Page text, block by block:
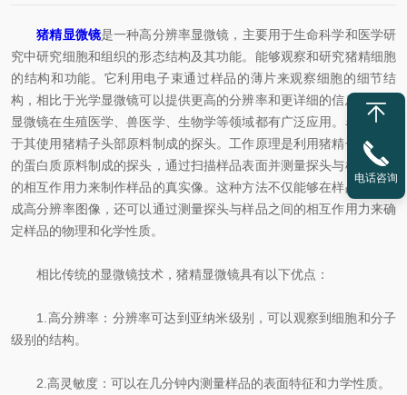
猪精显微镜是一种高分辨率显微镜，主要用于生命科学和医学研
究中研究细胞和组织的形态结构及其功能。能够观察和研究猪精细胞
的结构和功能。它利用电子束通过样品的薄片来观察细胞的细节结
构，相比于光学显微镜可以提供更高的分辨率和更详细的信息。猪精
显微镜在生殖医学、兽医学、生物学等领域都有广泛应用。名称来源
于其使用猪精子头部原料制成的探头。工作原理是利用猪精子头部中
的蛋白质原料制成的探头，通过扫描样品表面并测量探头与样品之间
的相互作用力来制作样品的真实像。这种方法不仅能够在样品表面生
成高分辨率图像，还可以通过测量探头与样品之间的相互作用力来确
定样品的物理和化学性质。
相比传统的显微镜技术，猪精显微镜具有以下优点：
1.高分辨率：分辨率可达到亚纳米级别，可以观察到细胞和分子
级别的结构。
2.高灵敏度：可以在几分钟内测量样品的表面特征和力学性质。
电话咨询